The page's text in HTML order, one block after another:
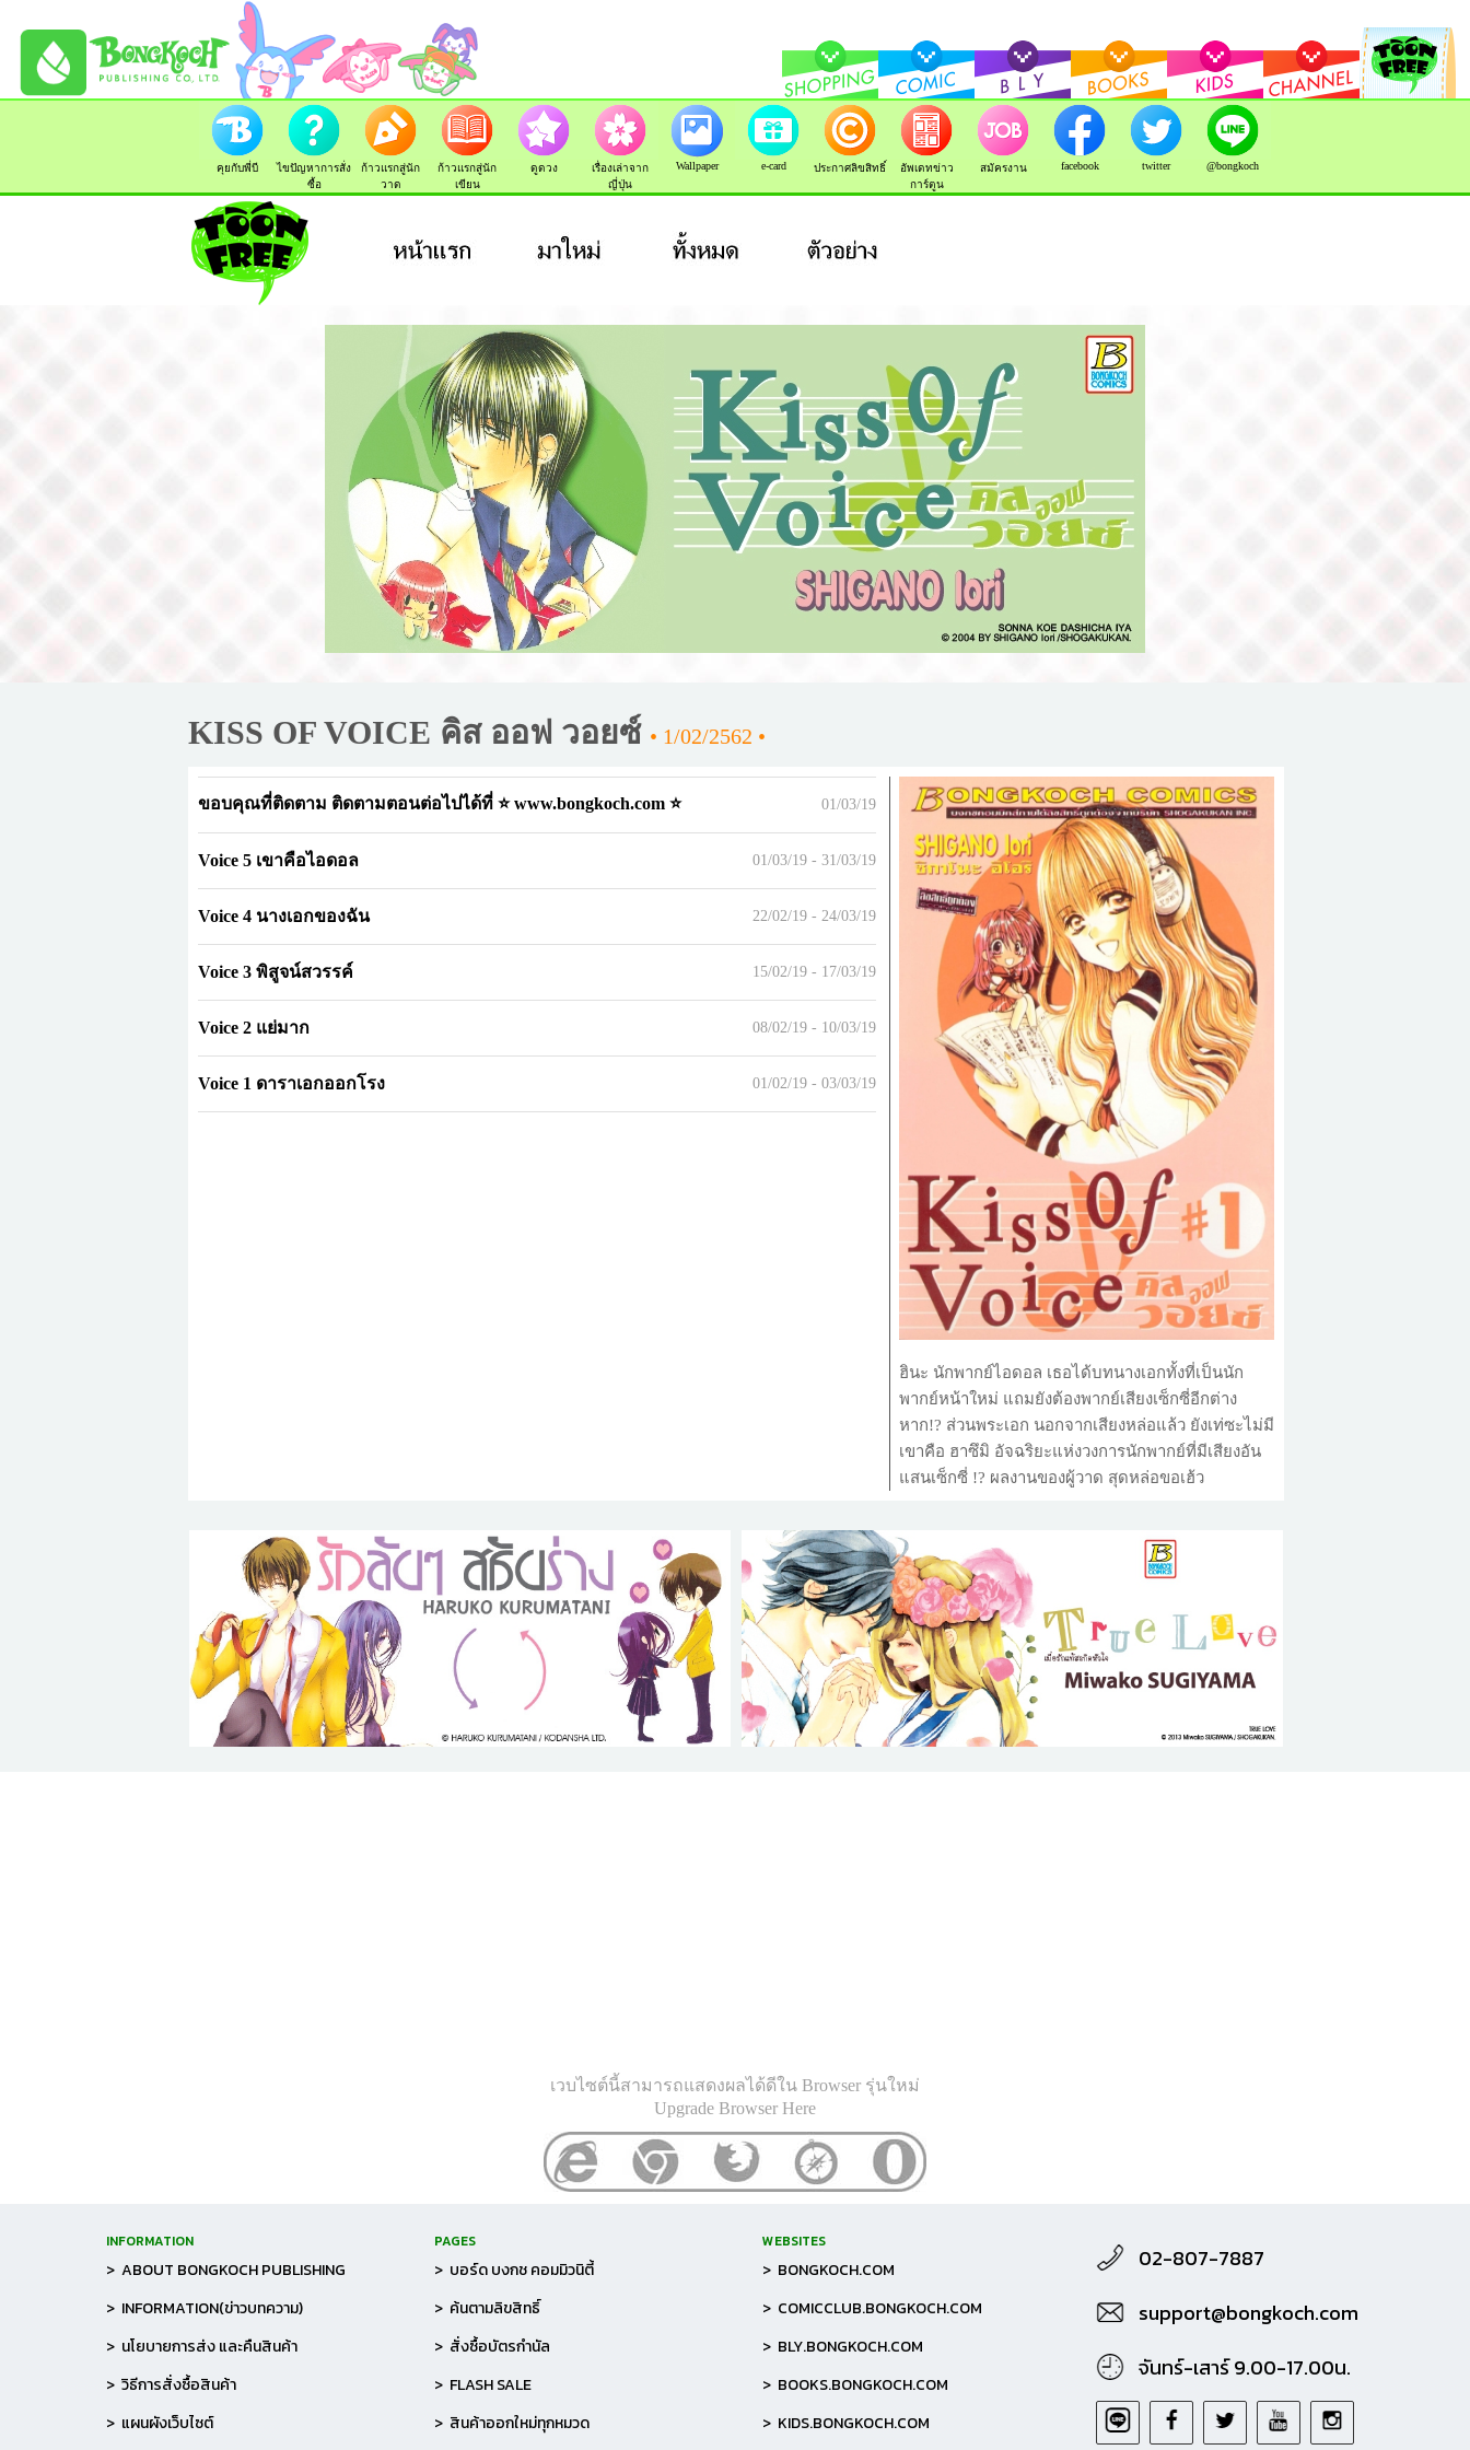
คุยกับพี่บี
ไขปัญหาการสั่ง
ซื้อ
ก้าวแรกสู่นัก
วาด
ก้าวแรกสู่นัก
เขียน
ดูดวง
เรื่องเล่าจาก
ญี่ปุ่น
Wallpaper e-card ประกาศลิขสิทธิ์
อัพเดทข่าว
การ์ตูน
สมัครงาน facebook twitter @bongkoch
KISS OF VOICE คิส ออฟ วอยซ์ • 1/02/2562 •
ขอบคุณที่ติดตาม ติดตามตอนต่อไปได้ที่ ⭐ www.bongkoch.com ⭐ 01/03/19
Voice 5 เขาคือไอดอล 01/03/19 - 31/03/19
Voice 4 นางเอกของฉัน 22/02/19 - 24/03/19
Voice 3 พิสูจน์สวรรค์ 15/02/19 - 17/03/19
Voice 2 แย่มาก 08/02/19 - 10/03/19
Voice 1 ดาราเอกออกโรง 01/02/19 - 03/03/19
ฮินะ นักพากย์ไอดอล เธอได้บทนางเอกทั้งที่เป็นนัก
พากย์หน้าใหม่ แถมยังต้องพากย์เสียงเซ็กซี่อีกต่าง
หาก!? ส่วนพระเอก นอกจากเสียงหล่อแล้ว ยังเท่ซะไม่มี
เขาคือ ฮาซึมิ อัจฉริยะแห่งวงการนักพากย์ที่มีเสียงอัน
แสนเซ็กซี่ !? ผลงานของผู้วาด สุดหล่อขอเฮ้ว
เวบไซต์นี้สามารถแสดงผลได้ดีใน Browser รุ่นใหม่
Upgrade Browser Here
INFORMATION
> ABOUT BONGKOCH PUBLISHING
> INFORMATION(ข่าวบทความ)
> นโยบายการส่ง และคืนสินค้า
> วิธีการสั่งซื้อสินค้า
> แผนผังเว็บไซต์
PAGES
> บอร์ด บงกช คอมมิวนิตี้
> ค้นตามลิขสิทธิ์
> สั่งซื้อบัตรกำนัล
> FLASH SALE
> สินค้าออกใหม่ทุกหมวด
WEBSITES
> BONGKOCH.COM
> COMICCLUB.BONGKOCH.COM
> BLY.BONGKOCH.COM
> BOOKS.BONGKOCH.COM
> KIDS.BONGKOCH.COM
02-807-7887
support@bongkoch.com
จันทร์-เสาร์ 9.00-17.00น.